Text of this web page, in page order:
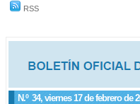
RSS
N.º 34, viernes 17 de febrero de